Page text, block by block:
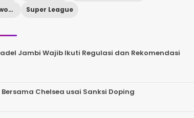
Stadion Maguwoharjo
Super League
Jambi Wajib Ikuti Regulasi dan Rekomendasi
Chelsea usai Sanksi Doping